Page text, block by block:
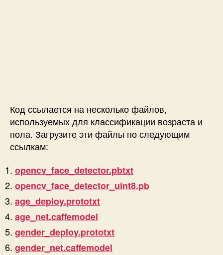
Код ссылается на несколько файлов,
используемых для классификации возраста и
пола. Загрузите эти файлы по следующим
ссылкам:
opencv_face_detector.pbtxt
opencv_face_detector_uint8.pb
age_deploy.prototxt
age_net.caffemodel
gender_deploy.prototxt
gender_net.caffemodel